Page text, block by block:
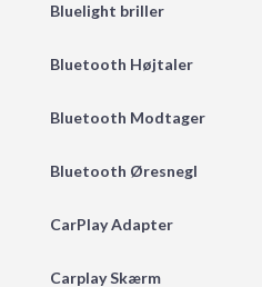
Bluelight briller
Bluetooth Højtaler
Bluetooth Modtager
Bluetooth Øresnegl
CarPlay Adapter
Carplay Skærm